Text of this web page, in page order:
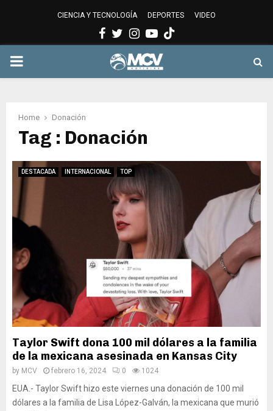
CIENCIA Y TECNOLOGÍA DEPORTES VIDEO
Facebook
Twitter
Instagram
Youtube
PRIMARY
Home Donación
Tag : Donación
DESTACADA INTERNACIONAL TOP
Taylor Swift dona 100 mil dólares a la familia
de la mexicana asesinada en Kansas City
by MCV febrero 16, 2024 0 1024
EUA.- Taylor Swift hizo este viernes una donación de 100 mil
dólares a la familia de Lisa López-Galván, la mexicana que murió